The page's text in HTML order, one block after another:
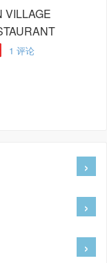
VILLAGE
1 评论